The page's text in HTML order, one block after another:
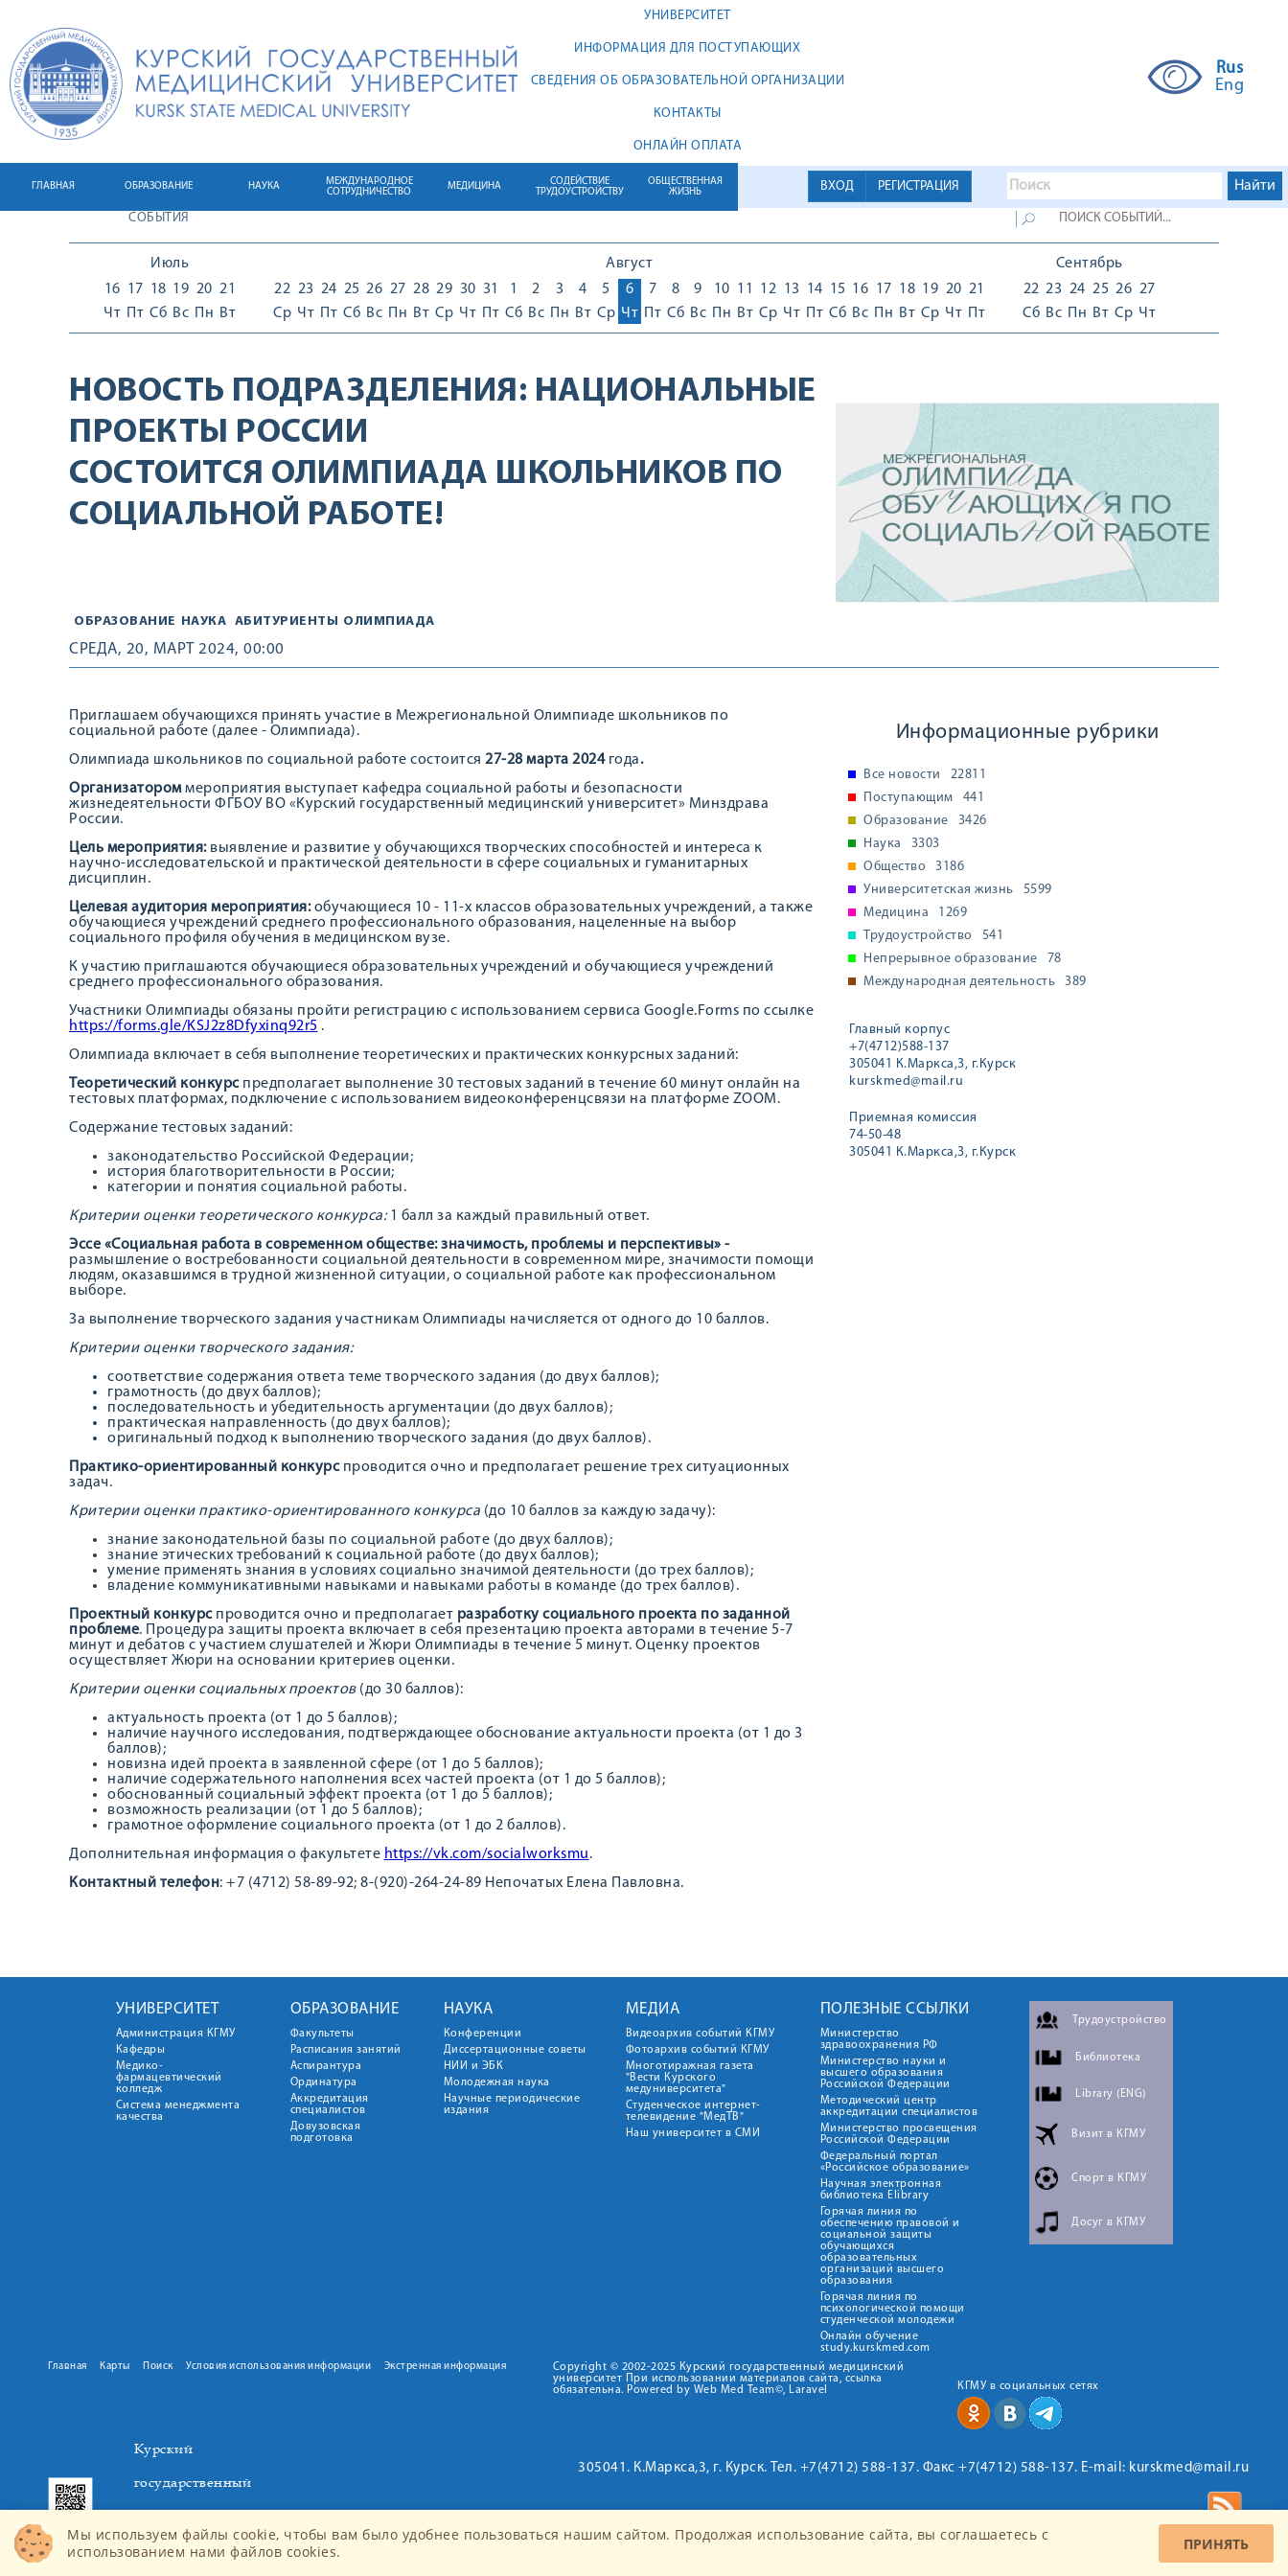
УНИВЕРСИТЕТ
ИНФОРМАЦИЯ ДЛЯ ПОСТУПАЮЩИХ
СВЕДЕНИЯ ОБ ОБРАЗОВАТЕЛЬНОЙ ОРГАНИЗАЦИИ
КОНТАКТЫ
ОНЛАЙН ОПЛАТА
Rus
Eng
ВХОД РЕГИСТРАЦИЯ
ГЛАВНАЯ ОБРАЗОВАНИЕ НАУКА
МЕЖДУНАРОДНОЕ
СОТРУДНИЧЕСТВО
МЕДИЦИНА
СОДЕЙСТВИЕ
ТРУДОУСТРОЙСТВУ
ОБЩЕСТВЕННАЯ
ЖИЗНЬ
СОБЫТИЯ
Июль
16
Чт
17
Пт
18
Сб
19
Вс
20
Пн
21
Вт
Август
22
Ср
23
Чт
24
Пт
25
Сб
26
Вс
27
Пн
28
Вт
29
Ср
30
Чт
31
Пт
1
Сб
2
Вс
3
Пн
4
Вт
5
Ср
6
Чт
7
Пт
8
Сб
9
Вс
10
Пн
11
Вт
12
Ср
13
Чт
14
Пт
15
Сб
16
Вс
17
Пн
18
Вт
19
Ср
20
Чт
21
Пт
Сентябрь
22
Сб
23
Вс
24
Пн
25
Вт
26
Ср
27
Чт
НОВОСТЬ ПОДРАЗДЕЛЕНИЯ: НАЦИОНАЛЬНЫЕ
ПРОЕКТЫ РОССИИ
СОСТОИТСЯ ОЛИМПИАДА ШКОЛЬНИКОВ ПО
СОЦИАЛЬНОЙ РАБОТЕ!
ОБРАЗОВАНИЕ НАУКА АБИТУРИЕНТЫ ОЛИМПИАДА
СРЕДА, 20, МАРТ 2024, 00:00
Приглашаем обучающихся принять участие в Межрегиональной Олимпиаде школьников по
социальной работе (далее - Олимпиада).
Олимпиада школьников по социальной работе состоится 27-28 марта 2024 года.
Организатороммероприятия выступает кафедра социальной работы и безопасности
жизнедеятельности ФГБОУ ВО «Курский государственный медицинский университет» Минздрава
России.
Цель мероприятия:выявление и развитие у обучающихся творческих способностей и интереса к
научно-исследовательской и практической деятельности в сфере социальных и гуманитарных
дисциплин.
Целевая аудитория мероприятия:обучающиеся 10 - 11-х классов образовательных учреждений, а также
обучающиеся учреждений среднего профессионального образования, нацеленные на выбор
социального профиля обучения в медицинском вузе.
К участию приглашаются обучающиеся образовательных учреждений и обучающиеся учреждений
среднего профессионального образования.
Участники Олимпиады обязаны пройти регистрацию с использованием сервиса Google.Forms по ссылке
https://forms.gle/KSJ2z8Dfyxinq92r5 .
Олимпиада включает в себя выполнение теоретических и практических конкурсных заданий:
Теоретический конкурс предполагает выполнение 30 тестовых заданий в течение 60 минут онлайн на
тестовых платформах, подключение с использованием видеоконференцсвязи на платформе ZOOM.
Содержание тестовых заданий:
законодательство Российской Федерации;
история благотворительности в России;
категории и понятия социальной работы.
Критерии оценки теоретического конкурса:1 балл за каждый правильный ответ.
Эссе «Социальная работа в современном обществе: значимость, проблемы и перспективы» -
размышление о востребованности социальной деятельности в современном мире, значимости помощи
людям, оказавшимся в трудной жизненной ситуации, о социальной работе как профессиональном
выборе.
За выполнение творческого задания участникам Олимпиады начисляется от одного до 10 баллов.
Критерии оценки творческого задания:
соответствие содержания ответа теме творческого задания (до двух баллов);
грамотность (до двух баллов);
последовательность и убедительность аргументации (до двух баллов);
практическая направленность (до двух баллов);
оригинальный подход к выполнению творческого задания (до двух баллов).
Практико-ориентированный конкурспроводится очно и предполагает решение трех ситуационных
задач.
Критерии оценки практико-ориентированного конкурса (до 10 баллов за каждую задачу):
знание законодательной базы по социальной работе (до двух баллов);
знание этических требований к социальной работе (до двух баллов);
умение применять знания в условиях социально значимой деятельности (до трех баллов);
владение коммуникативными навыками и навыками работы в команде (до трех баллов).
Проектный конкурс проводится очно и предполагает разработку социального проекта по заданной
проблеме. Процедура защиты проекта включает в себя презентацию проекта авторами в течение 5-7
минут и дебатов с участием слушателей и Жюри Олимпиады в течение 5 минут. Оценку проектов
осуществляет Жюри на основании критериев оценки.
Критерии оценки социальных проектов(до 30 баллов):
актуальность проекта (от 1 до 5 баллов);
наличие научного исследования, подтверждающее обоснование актуальности проекта (от 1 до 3
баллов);
новизна идей проекта в заявленной сфере (от 1 до 5 баллов);
наличие содержательного наполнения всех частей проекта (от 1 до 5 баллов);
обоснованный социальный эффект проекта (от 1 до 5 баллов);
возможность реализации (от 1 до 5 баллов);
грамотное оформление социального проекта (от 1 до 2 баллов).
Дополнительная информация о факультете https://vk.com/socialworksmu.
Контактный телефон: +7 (4712) 58-89-92; 8-(920)-264-24-89 Непочатых Елена Павловна.
Информационные рубрики
Все новости
22811
Поступающим
441
Образование
3426
Наука
3303
Общество
3186
Университетская жизнь
5599
Медицина
1269
Трудоустройство
541
Непрерывное образование
78
Международная деятельность
389
Главный корпус
+7(4712)588-137
305041 К.Маркса,3, г.Курск
kurskmed@mail.ru
Приемная комиссия
74-50-48
305041 К.Маркса,3, г.Курск
УНИВЕРСИТЕТ
Администрация КГМУ
Кафедры
Медико-
фармацевтический
колледж
Система менеджмента
качества
ОБРАЗОВАНИЕ
Факультеты
Расписания занятий
Аспирантура
Ординатура
Аккредитация
специалистов
Довузовская
подготовка
НАУКА
Конференции
Диссертационные советы
НИИ и ЭБК
Молодежная наука
Научные периодические
издания
МЕДИА
Видеоархив событий КГМУ
Фотоархив событий КГМУ
Многотиражная газета
"Вести Курского
медуниверситета"
Студенческое интернет-
телевидение "МедТВ"
Наш университет в СМИ
ПОЛЕЗНЫЕ ССЫЛКИ
Министерство
здравоохранения РФ
Министерство науки и
высшего образования
Российской Федерации
Методический центр
аккредитации специалистов
Министерство просвещения
Российской Федерации
Федеральный портал
«Российское образование»
Научная электронная
библиотека Elibrary
Горячая линия по
обеспечению правовой и
социальной защиты
обучающихся
образовательных
организаций высшего
образования
Горячая линия по
психологической помощи
студенческой молодежи
Онлайн обучение
study.kurskmed.com
Трудоустройство
Библиотека
Library (ENG)
Визит в КГМУ
Спорт в КГМУ
Досуг в КГМУ
Главная Карты Поиск Условия использования информации Экстренная информация
Copyright © 2002-2025 Курский государственный медицинский
университет При использовании материалов сайта, ссылка
обязательна. Powered by Web Med Team©, Laravel
КГМУ в социальных сетях
Курский
государственный
медицинский
университет
305041. К.Маркса,3, г. Курск. Тел. +7(4712) 588-137. Факс +7(4712) 588-137. E-mail: kurskmed@mail.ru
Мы используем файлы cookie, чтобы вам было удобнее пользоваться нашим сайтом. Продолжая использование сайта, вы соглашаетесь c
использованием нами файлов cookies.
ПРИНЯТЬ